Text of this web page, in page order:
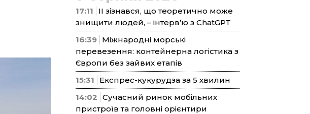
17:11
ІІ зізнався, що теоретично може
знищити людей, – інтерв’ю з ChatGPT
16:39 Міжнародні морські
перевезення: контейнерна логістика з
Європи без зайвих етапів
15:31
Експрес-кукурудза за 5 хвилин
14:02 Сучасний ринок мобільних
пристроїв та головні орієнтири